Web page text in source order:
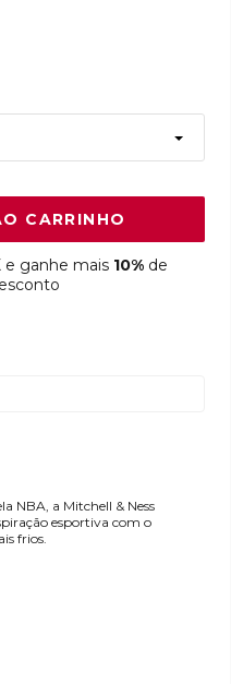
CARRINHO
e ganhe mais 10% de
NBA, a Mitchell & Ness
esportiva com o
frios.